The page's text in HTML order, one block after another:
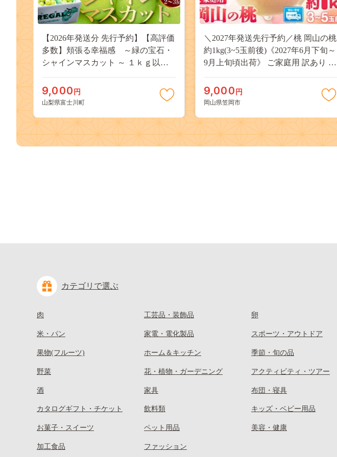
【2026年発送分 先行予約】【高評価
多数】頬張る幸福感 ～緑の宝石・
シャインマスカット ～ １ｋｇ以上
物 くだもの シャイン マスカット ぶ
どう ブドウ 葡萄 大粒 種なし 先行予
九千円
9,000 円
山梨県富士川町
＼2027年発送先行予約／桃 岡山の桃
約1kg(3~5玉前後)《2027年6月下旬～
9月上旬頃出荷》 ご家庭用 訳あり 白
果物 デザート 旬 モモ もも 先行予約
送料無料 果物 岡山県 笠岡市 清水白
kasaoka_zsy_419_100---
9,000 円
岡山県笠岡市
カテゴリで選ぶ
肉
米・パン
果物(フルーツ)
野菜
酒
カタログギフト・チケット
お菓子・スイーツ
加工食品
工芸品・装飾品
家電・電化製品
ホーム＆キッチン
花・植物・ガーデニング
家具
飲料類
ペット用品
ファッション
卵
スポーツ・アウトドア
季節・旬の品
アクティビティ・ツアー
布団・寝具
キッズ・ベビー用品
美容・健康